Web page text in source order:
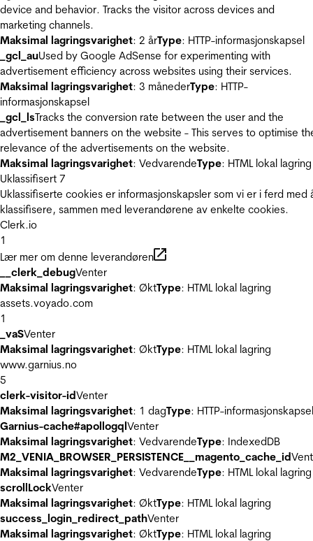
device and behavior. Tracks the visitor across devices and
marketing channels.
Maksimal lagringsvarighet: 2 årType: HTTP-informasjonskapsel
_gcl_auUsed by Google AdSense for experimenting with
advertisement efficiency across websites using their services.
Maksimal lagringsvarighet: 3 månederType: HTTP-
informasjonskapsel
_gcl_lsTracks the conversion rate between the user and the
advertisement banners on the website - This serves to optimise
relevance of the advertisements on the website.
Maksimal lagringsvarighet: VedvarendeType: HTML lokal lagring
Uklassifisert 7
Uklassifiserte cookies er informasjonskapsler som vi er i ferd med
klassifisere, sammen med leverandørene av enkelte cookies.
Clerk.io
1
Lær mer om denne leverandøren
__clerk_debugVenter
Maksimal lagringsvarighet: ØktType: HTML lokal lagring
assets.voyado.com
1
_vaSVenter
Maksimal lagringsvarighet: ØktType: HTML lokal lagring
www.garnius.no
5
clerk-visitor-idVenter
Maksimal lagringsvarighet: 1 dagType: HTTP-informasjonskapsel
Garnius-cache#apollogqlVenter
Maksimal lagringsvarighet: VedvarendeType: IndexedDB
M2_VENIA_BROWSER_PERSISTENCE__magento_cache_id
Maksimal lagringsvarighet: VedvarendeType: HTML lokal lagring
scrollLockVenter
Maksimal lagringsvarighet: ØktType: HTML lokal lagring
success_login_redirect_pathVenter
Maksimal lagringsvarighet: ØktType: HTML lokal lagring